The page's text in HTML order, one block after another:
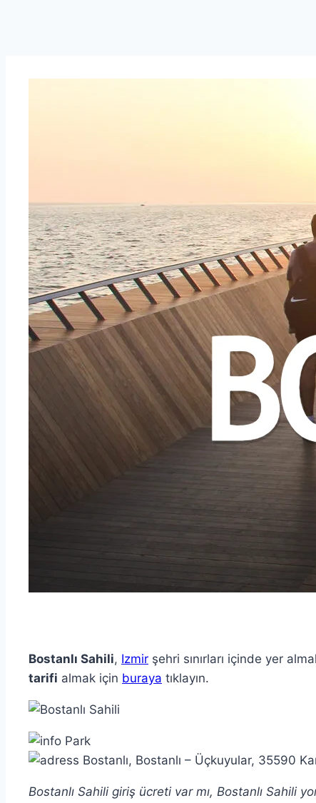
Bostanlı Sahili, Izmir şehri sınırları içinde yer
tarifi almak için buraya tıklayın.
Park
Bostanlı, Bostanlı – Üçkuyular, 35590
Bostanlı Sahili giriş ücreti var mı, Bostanlı Sahili